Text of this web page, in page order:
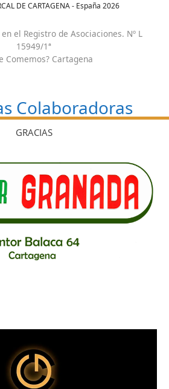
DE CARTAGENA - España 2026
el Registro de Asociaciones. Nº L
15949/1ª
Comemos? Cartagena
Colaboradoras
GRACIAS